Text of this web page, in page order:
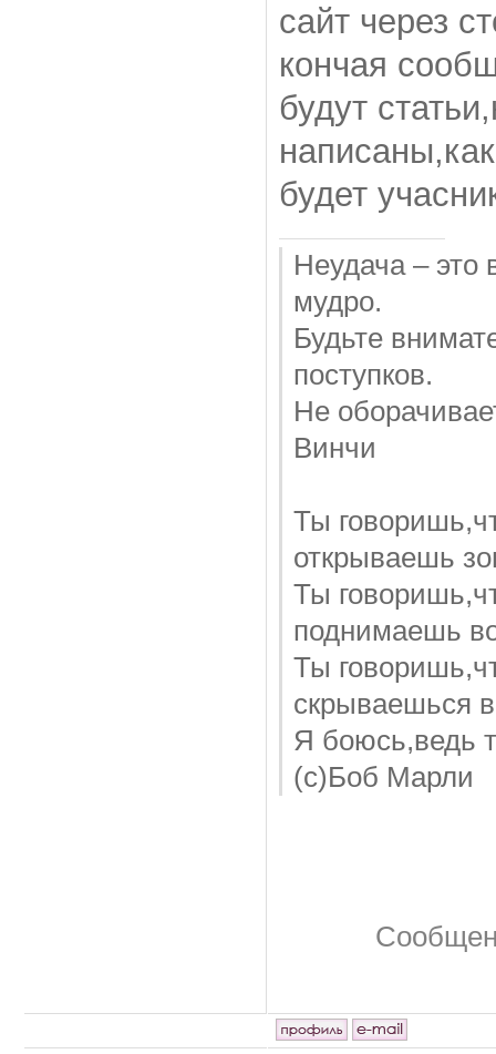
сайт через
кончая
будут
будет
Неудача – это
мудро.
Будьте
поступков.
Не
Винчи
Ты
открываешь
Ты
поднимаешь
Ты
скрываешься
Я боюсь,ведь
(с)Боб Марли